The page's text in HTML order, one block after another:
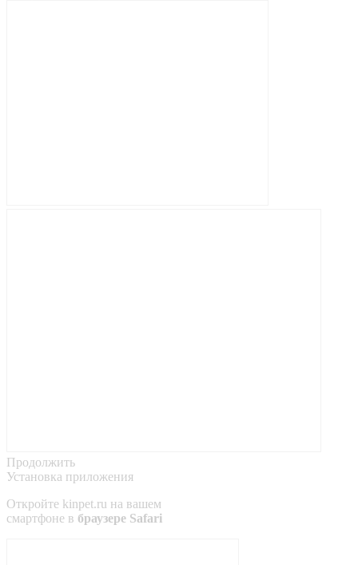
Продолжить
Установка приложения
Откройте kinpet.ru на вашем
смартфоне в браузере Safari